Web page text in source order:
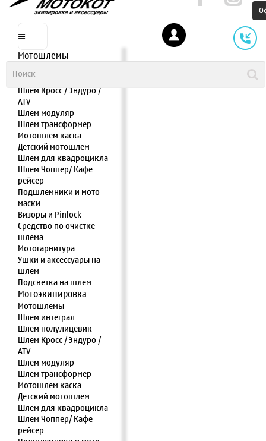
Мотошлемы
Шлем полулицевик
Шлем Кросс / Эндуро /
ATV
Шлем модуляр
Шлем трансформер
Мотошлем каска
Детский мотошлем
Шлем для квадроцикла
Шлем Чоппер/ Кафе
рейсер
Подшлемники и мото
маски
Визоры и Pinlock
Средство по очистке
шлема
Мотогарнитура
Ушки и аксессуары на
шлем
Подсветка на шлем
Мотоэкипировка
Мотошлемы
Шлем интеграл
Шлем полулицевик
Шлем Кросс / Эндуро /
ATV
Шлем модуляр
Шлем трансформер
Мотошлем каска
Детский мотошлем
Шлем для квадроцикла
Шлем Чоппер/ Кафе
рейсер